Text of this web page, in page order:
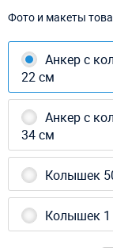
Фото и макеты
Анкер с
22 см
Анкер с
34 см
Колышек
Колышек